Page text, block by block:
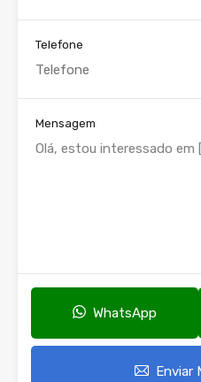
Telefone
Mensagem
WhatsApp
Enviar